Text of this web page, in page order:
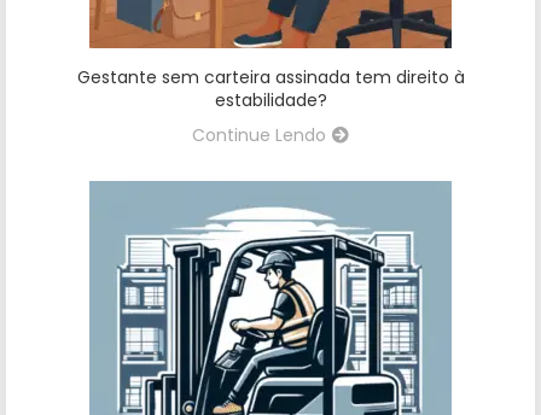
Gestante sem carteira assinada tem direito à
estabilidade?
Continue Lendo